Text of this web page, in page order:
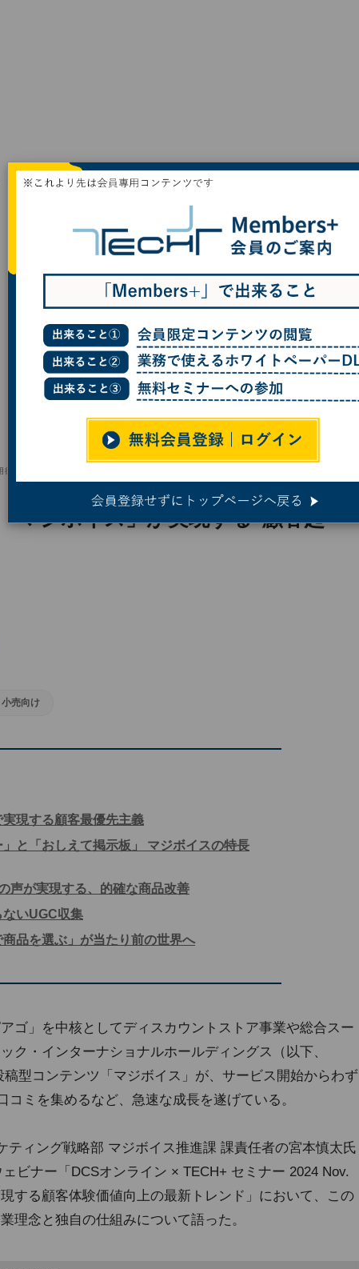
術 - 「マジボイス」が実現する"顧客起点"の商品改善
マジボイス」が実現する"顧客起
売向け
実現する顧客最優先主義
」と「おしえて掲示板」 マジボイスの特長
声が実現する、的確な商品改善
いUGC収集
商品を選ぶ」が当たり前の世界へ
ゴ」を中核としてディスカウントストア事業や総合スー
ク・インターナショナルホールディングス（以下、
型コンテンツ「マジボイス」が、サービス開始からわず
ミを集めるなど、急速な成長を遂げている。
ティング戦略部 マジボイス推進課 課責任者の宮本慎太氏
ビナー「DCSオンライン × TECH+ セミナー 2024 Nov.
する顧客体験価値向上の最新トレンド」において、この
理念と独自の仕組みについて語った。